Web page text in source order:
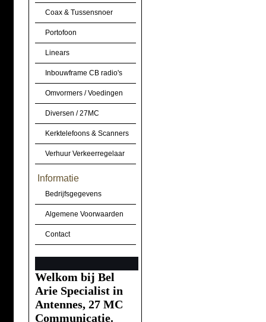
Coax & Tussensnoer
Portofoon
Linears
Inbouwframe CB radio's
Omvormers / Voedingen
Diversen / 27MC
Kerktelefoons & Scanners
Verhuur Verkeerregelaar
Informatie
Bedrijfsgegevens
Algemene Voorwaarden
Contact
Welkom bij Bel
Arie Specialist in
Antennes, 27 MC
Communicatie.